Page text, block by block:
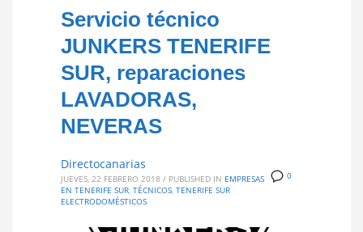
Servicio técnico
JUNKERS TENERIFE
SUR, reparaciones
LAVADORAS,
NEVERAS
0
Directocanarias
JUEVES, 22 FEBRERO 2018 / PUBLISHED IN EMPRESAS
EN TENERIFE SUR, TÉCNICOS, TENERIFE SUR
ELECTRODOMÉSTICOS